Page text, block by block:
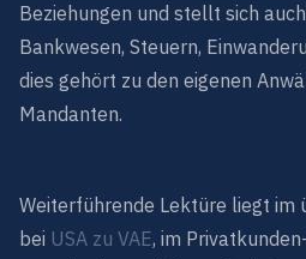
Beziehungen und stellt sich
Bankwesen, Steuern,
dies gehört zu den eigenen
Mandanten.
Weiterführende Lektüre liegt im
bei USA zu VAE, im